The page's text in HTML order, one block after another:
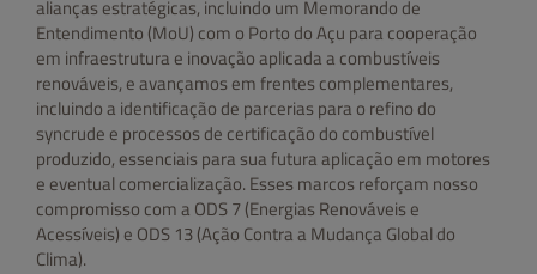
alianças estratégicas, incluindo um Memorando de
Entendimento (MoU) com o Porto do Açu para cooperação
em infraestrutura e inovação aplicada a combustíveis
renováveis, e avançamos em frentes complementares,
incluindo a identificação de parcerias para o refino do
syncrude e processos de certificação do combustível
produzido, essenciais para sua futura aplicação em motores
e eventual comercialização. Esses marcos reforçam nosso
compromisso com a ODS 7 (Energias Renováveis e
Acessíveis) e ODS 13 (Ação Contra a Mudança Global do
Clima).